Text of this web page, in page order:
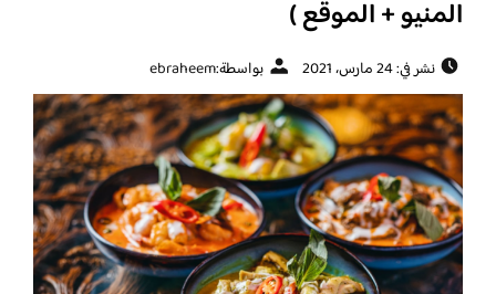
المنيو + الموقع )
نشر في: 24 مارس، 2021 بواسطة:ebraheem